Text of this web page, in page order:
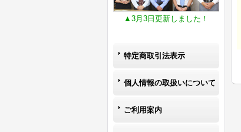
▲3月3日更新しました！
特定商取引法表示
個人情報の取扱いについて
ご利用案内